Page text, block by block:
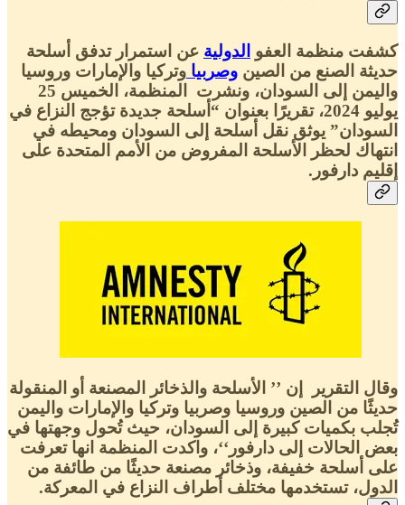
كشفت منظمة العفو الدولية عن استمرار تدفق أسلحة
حديثة الصنع من الصين وصربيا وتركيا والإمارات وروسيا
واليمن إلى السودان، ونشرت المنظمة، الخميس 25
يوليو 2024، تقريرًا بعنوان “أسلحة جديدة تؤجج النزاع في
السودان” يوثق نقل أسلحة إلى السودان ومحيطه في
انتهاك لحظر الأسلحة المفروض من الأمم المتحدة على
إقليم دارفور.
وقال التقرير إن ’’ الأسلحة والذخائر المصنعة أو المنقولة
حديثًا من الصين وروسيا وصربيا وتركيا والإمارات واليمن
تُجلب بكميات كبيرة إلى السودان، حيث تُحول وجهتها في
بعض الحالات إلى دارفور‘‘، واكدت المنظمة انها تعرفت
على أسلحة خفيفة، وذخائر مصنعة حديثًا من طائفة من
الدول، تستخدمها مختلف أطراف النزاع في المعركة.